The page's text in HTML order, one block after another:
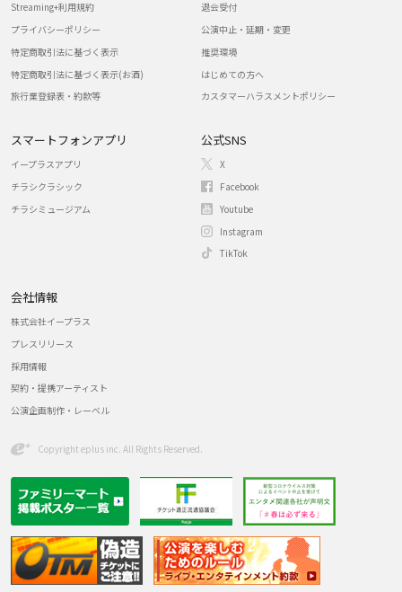
Streaming+利用規約
プライバシーポリシー
特定商取引法に基づく表示
特定商取引法に基づく表示(お酒)
旅行業登録表・約款等
退会受付
公演中止・延期・変更
推奨環境
はじめての方へ
カスタマーハラスメントポリシー
スマートフォンアプリ
イープラスアプリ
チラシクラシック
チラシミュージアム
公式SNS
X
Facebook
Youtube
Instagram
TikTok
会社情報
株式会社イープラス
プレスリリース
採用情報
契約・提携アーティスト
公演企画制作・レーベル
Copyright eplus inc. All Rights Reserved.